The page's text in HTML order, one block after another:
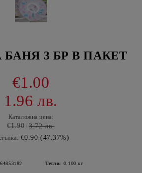
3 БР В ПАКЕТ
€1.00
1.96 лв.
Каталожна цена:
€1.90 3.72 лв.
€0.90 (47.37%)
Тегло: 0.100 кг